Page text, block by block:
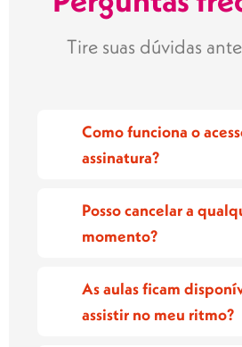
Tire suas dúvidas
Como funciona o
assinatura?
Posso cancelar a
momento?
As aulas ficam
assistir no meu ritmo?